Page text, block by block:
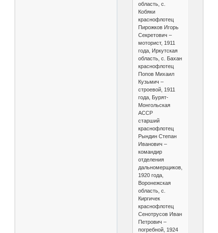
область, с.
Кобяки
краснофлотец
Пирожков Игорь
Секретович –
моторист, 1911
года, Иркутская
область, с. Бахан
краснофлотец
Попов Михаил
Кузьмич –
строевой, 1911
года, Бурят-
Монгольская
АССР
старший
краснофлотец
Рындин Степан
Иванович –
командир
отделения
дальномерщиков,
1920 года,
Воронежская
область, с.
Киргичек
краснофлотец
Сенотрусов Иван
Петрович –
погребной, 1924